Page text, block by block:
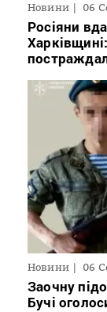
Новини 06
Росіяни
Новини 06
Заочну
Бучі